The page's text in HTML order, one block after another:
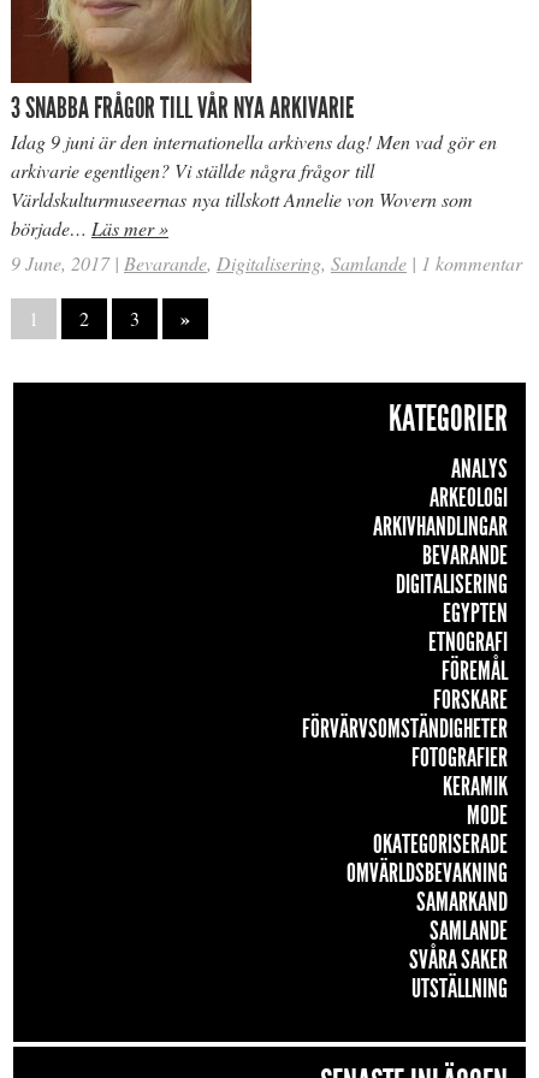
3 SNABBA FRÅGOR TILL VÅR NYA ARKIVARIE
Idag 9 juni är den internationella arkivens dag! Men vad gör en
arkivarie egentligen? Vi ställde några frågor till
Världskulturmuseernas nya tillskott Annelie von Wovern som
började… Läs mer »
9 June, 2017 | Bevarande, Digitalisering, Samlande | 1 kommentar
1 2 3 »
KATEGORIER
ANALYS
ARKEOLOGI
ARKIVHANDLINGAR
BEVARANDE
DIGITALISERING
EGYPTEN
ETNOGRAFI
FÖREMÅL
FORSKARE
FÖRVÄRVSOMSTÄNDIGHETER
FOTOGRAFIER
KERAMIK
MODE
OKATEGORISERADE
OMVÄRLDSBEVAKNING
SAMARKAND
SAMLANDE
SVÅRA SAKER
UTSTÄLLNING